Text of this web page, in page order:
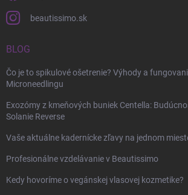
beautissimo.sk
BLOG
Čo je to spikulové ošetrenie? Výhody a
Microneedlingu
Exozómy z kmeňových buniek Centella:
Solanie Reverse
Vaše aktuálne kadernícke zľavy na jednom
Profesionálne vzdelávanie v Beautissimo
Kedy hovoríme o vegánskej vlasovej kozmetike?